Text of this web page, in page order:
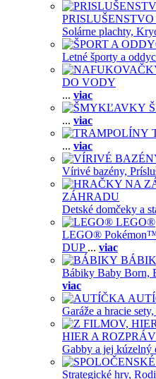
Solárne plachty,
Letné športy a
DO VODY
... viac
... viac
... viac
Vírivé bazény,
ZÁHRADU
Detské domčeky a
LEGO®
LEGO®
DUP ... viac
Bábiky Baby Born,
viac
Garáže a hracie sety,
HIER A
Gabby a jej kúzelný
Strategické hry,